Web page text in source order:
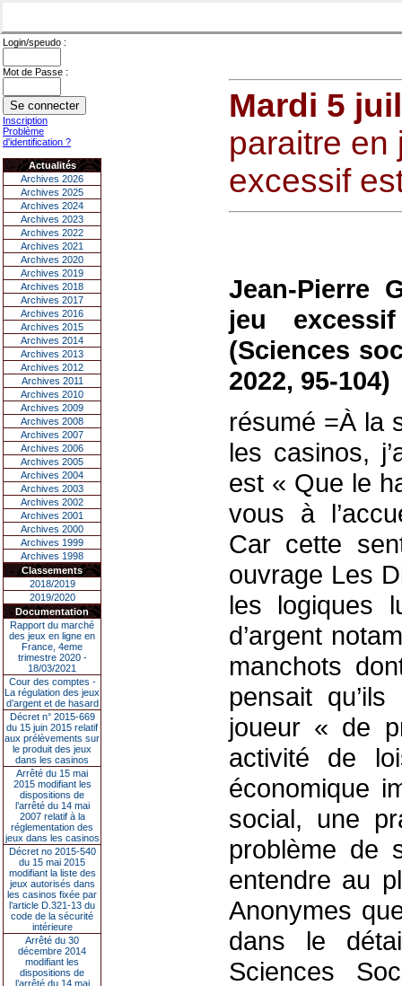
Login/speudo :
Mot de Passe :
Inscription
Problème
d'identification ?
Actualités
Archives 2026
Archives 2025
Archives 2024
Archives 2023
Archives 2022
Archives 2021
Archives 2020
Archives 2019
Archives 2018
Archives 2017
Archives 2016
Archives 2015
Archives 2014
Archives 2013
Archives 2012
Archives 2011
Archives 2010
Archives 2009
Archives 2008
Archives 2007
Archives 2006
Archives 2005
Archives 2004
Archives 2003
Archives 2002
Archives 2001
Archives 2000
Archives 1999
Archives 1998
Classements
2018/2019
2019/2020
Documentation
Rapport du marché
des jeux en ligne en
France, 4eme
trimestre 2020 -
18/03/2021
Cour des comptes -
La régulation des jeux
d’argent et de hasard
Décret n° 2015-669
du 15 juin 2015 relatif
aux prélèvements sur
le produit des jeux
dans les casinos
Arrêté du 15 mai
2015 modifiant les
dispositions de
l’arrêté du 14 mai
2007 relatif à la
réglementation des
jeux dans les casinos
Décret no 2015-540
du 15 mai 2015
modifiant la liste des
jeux autorisés dans
les casinos fixée par
l’article D.321-13 du
code de la sécurité
intérieure
Arrêté du 30
décembre 2014
modifiant les
dispositions de
l’arrêté du 14 mai
Mardi 5
paraitre en
excessif
Jean-Pierre
jeu
(Sciences
2022, 95-104)
résumé =À la
les casinos,
est « Que le
vous à
Car cette
ouvrage Les
les logiques
d’argent
manchots
pensait
joueur « de
activité de
économique
social, une
problème de
entendre au
Anonymes
dans le
Sciences